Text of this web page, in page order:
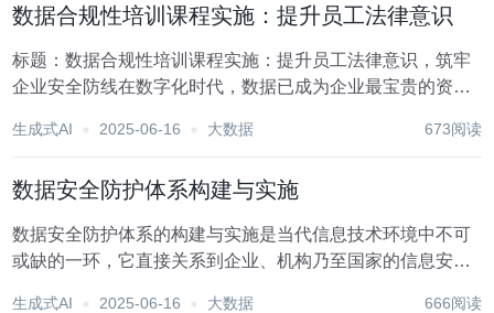
数据合规性培训课程实施：提升员工法律意识
标题：数据合规性培训课程实施：提升员工法律意识，筑牢
企业安全防线在数字化时代，数据已成为企业最宝贵的资产
然而，随着数据使用的日益广泛，数据合规性问题也随之凸
生成式AI 2025-06-16 大数据 673阅读
数据安全防护体系构建与实施
数据安全防护体系的构建与实施是当代信息技术环境中不可
或缺的一环，它直接关系到企业、机构乃至国家的信息安全
生成式AI 2025-06-16 大数据 666阅读